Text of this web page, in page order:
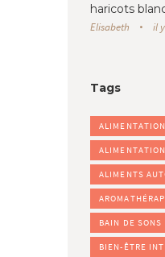
haricots
Elisabeth il
Tags
ALIMENTATION
ALIMENTS
BAIN DE SONS
BIEN-ÊTRE